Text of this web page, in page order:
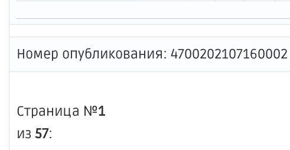
Номер опубликования: 4700202107160002
Страница №1
из 57: